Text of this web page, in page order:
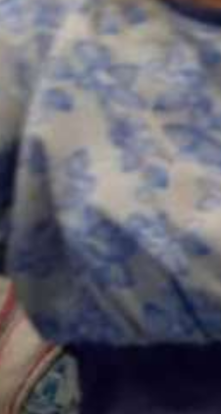
Betaal vanaf
Big Mac met
portie
Give Lovin, Get Lovin